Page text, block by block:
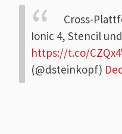
Cross-
Ionic 4, Stencil
https://t.co/
(@dsteinkopf)